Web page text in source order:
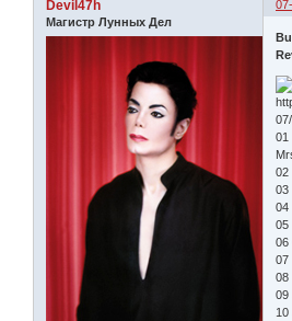
Devil47h
Магистр Лунных Дел
01
02
03
04
05
06
07
08
09
10